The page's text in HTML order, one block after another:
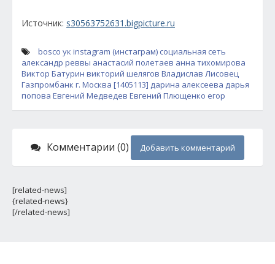
Источник: s30563752631.bigpicture.ru
bosco ук instagram (инстаграм) социальная сеть
александр реввы анастасий полетаев анна тихомирова
Виктор Батурин викторий шелягов Владислав Лисовец
Газпромбанк г. Москва [1405113] дарина алексеева дарья
попова Евгений Медведев Евгений Плющенко егор
Комментарии (0) Добавить комментарий
[related-news]
{related-news}
[/related-news]